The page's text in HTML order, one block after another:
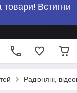
товари! Встигни
Радіоняні,